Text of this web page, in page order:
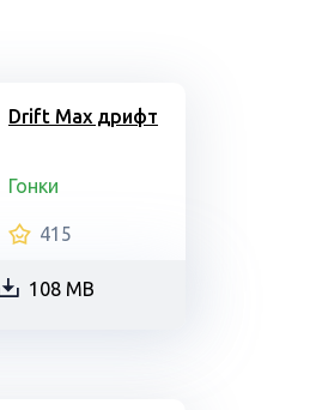
Drift Max дрифт
Гонки
415
108 MB